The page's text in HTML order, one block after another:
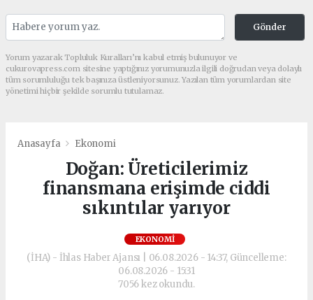
Gönder
Yorum yazarak Topluluk Kuralları’nı kabul etmiş bulunuyor ve
cukurovapress.com sitesine yaptığınız yorumunuzla ilgili doğrudan veya dolaylı
tüm sorumluluğu tek başınıza üstleniyorsunuz. Yazılan tüm yorumlardan site
yönetimi hiçbir şekilde sorumlu tutulamaz.
Anasayfa Ekonomi
Doğan: Üreticilerimiz
finansmana erişimde ciddi
sıkıntılar yarıyor
EKONOMI
(İHA) - İhlas Haber Ajansı | 06.08.2026 - 14:37, Güncelleme:
06.08.2026 - 15:31
7056 kez okundu.